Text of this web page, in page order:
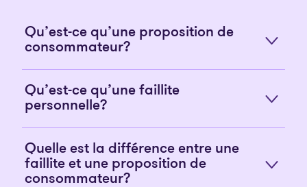
Qu’est-ce qu’une proposition de
consommateur?
Qu’est-ce qu’une faillite
personnelle?
Quelle est la différence entre une
faillite et une proposition de
consommateur?